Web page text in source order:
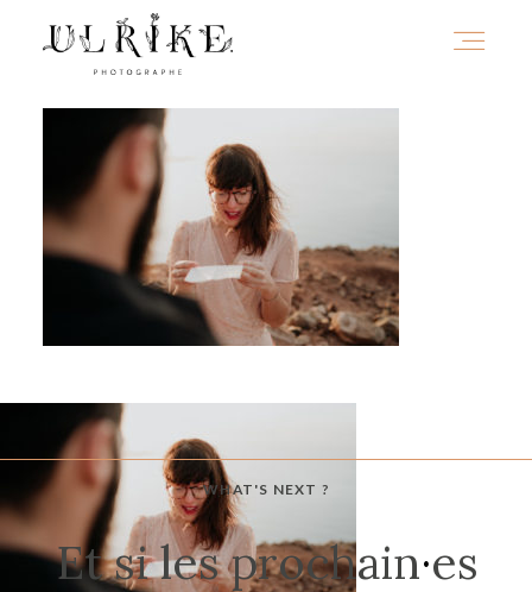
WHAT'S NEXT ?
Et si les prochain·es
HOME
A PROPOS
PORTFOLIO
JOURNAL